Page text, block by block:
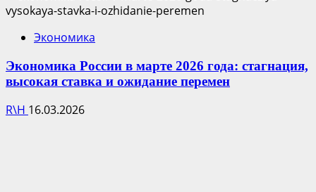
Экономика
Экономика России в марте 2026 года: стагнация,
высокая ставка и ожидание перемен
R\H 16.03.2026